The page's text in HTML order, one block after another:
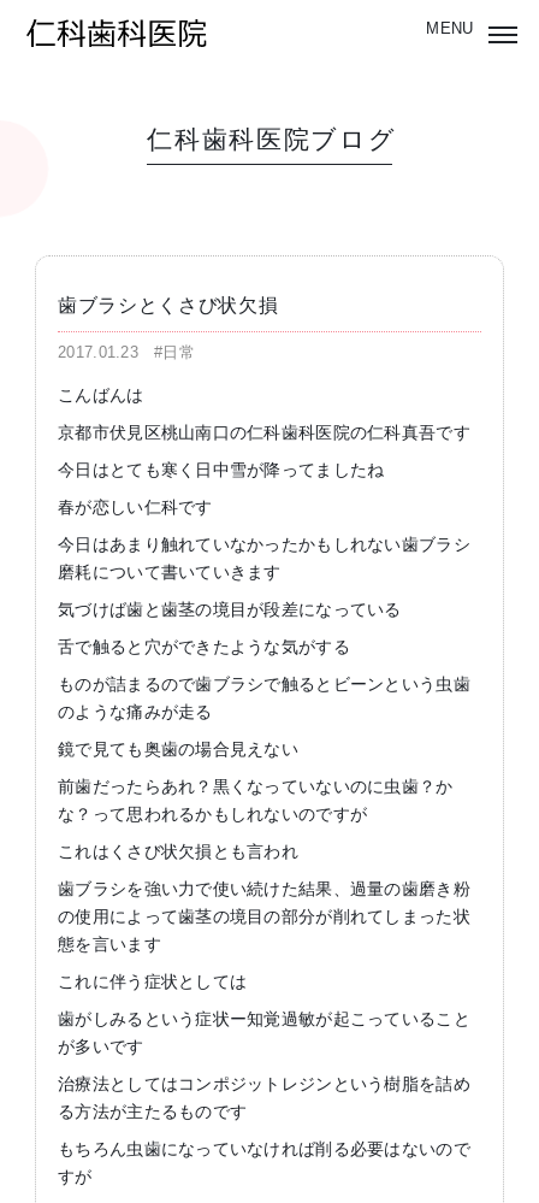
仁科歯科医院ブログ
歯ブラシとくさび状欠損
2017.01.23#日常
こんばんは
京都市伏見区桃山南口の仁科歯科医院の仁科真吾です
今日はとても寒く日中雪が降ってましたね
春が恋しい仁科です
今日はあまり触れていなかったかもしれない歯ブラシ
磨耗について書いていきます
気づけば歯と歯茎の境目が段差になっている
舌で触ると穴ができたような気がする
ものが詰まるので歯ブラシで触るとビーンという虫歯
のような痛みが走る
鏡で見ても奥歯の場合見えない
前歯だったらあれ？黒くなっていないのに虫歯？か
な？って思われるかもしれないのですが
これはくさび状欠損とも言われ
歯ブラシを強い力で使い続けた結果、過量の歯磨き粉
の使用によって歯茎の境目の部分が削れてしまった状
態を言います
これに伴う症状としては
歯がしみるという症状ー知覚過敏が起こっていること
が多いです
治療法としてはコンポジットレジンという樹脂を詰め
る方法が主たるものです
もちろん虫歯になっていなければ削る必要はないので
すが